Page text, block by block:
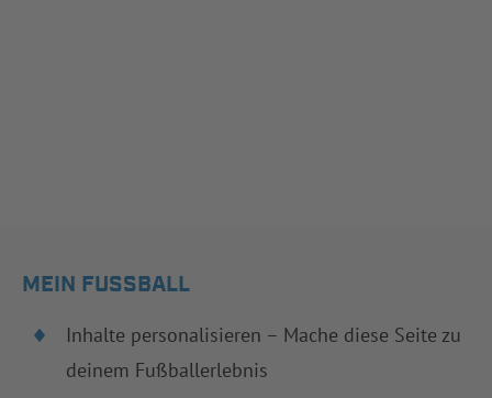
MEIN FUSSBALL
Inhalte personalisieren – Mache diese Seite zu
deinem Fußballerlebnis